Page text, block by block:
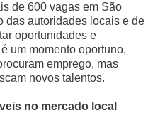
de 600 vagas em São
das autoridades locais e de
oportunidades e
um momento oportuno,
emprego, mas
novos talentos.
no mercado local